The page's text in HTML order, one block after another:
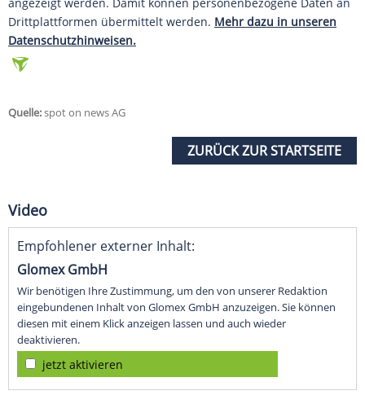
angezeigt werden. Damit können personenbezogene Daten an
Drittplattformen übermittelt werden. Mehr dazu in unseren
Datenschutzhinweisen.
Quelle:spot on news AG
ZURÜCK ZUR STARTSEITE
Video
Empfohlener externer Inhalt:
Glomex GmbH
Wir benötigen Ihre Zustimmung, um den von unserer Redaktion
eingebundenen Inhalt von Glomex GmbH anzuzeigen. Sie können
diesen mit einem Klick anzeigen lassen und auch wieder
deaktivieren.
jetzt aktivieren